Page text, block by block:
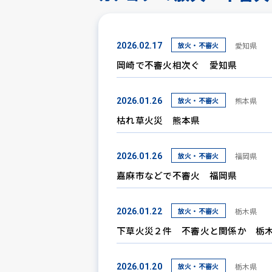
2026.02.17 放火・不審火 愛知県
岡崎で不審火相次ぐ 愛知県
2026.01.26 放火・不審火 熊本県
枯れ草火災 熊本県
2026.01.26 放火・不審火 福岡県
嘉麻市などで不審火 福岡県
2026.01.22 放火・不審火 栃木県
下草火災２件 不審火と関係か 栃
2026.01.20 放火・不審火 栃木県